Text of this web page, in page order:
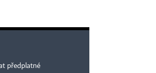
předplatné